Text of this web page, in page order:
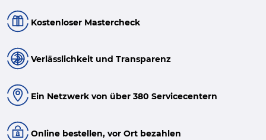
Kostenloser Mastercheck
Verlässlichkeit und Transparenz
Ein Netzwerk von über 380 Servicecentern
Online bestellen, vor Ort bezahlen